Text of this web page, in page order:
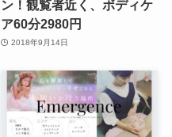
ン！観覧者近く、ボディケ
ア60分2980円
2018年9月14日